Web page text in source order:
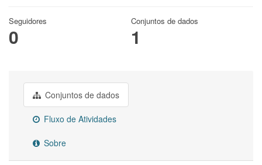
Seguidores
0
Conjuntos de dados
1
Conjuntos de dados
Fluxo de Atividades
Sobre